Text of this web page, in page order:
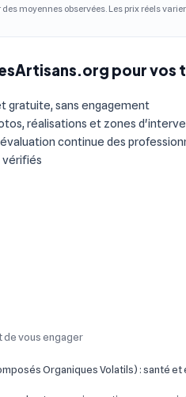
moyennes observées. Les prix réels
pour vos
gratuite, sans engagement
réalisations et zones
continue des
vérifiés
de vous engager
Organiques Volatils) : santé et